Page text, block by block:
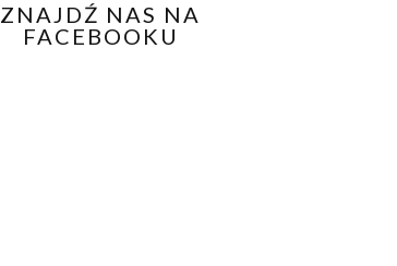
ZNAJDŹ NAS NA
FACEBOOKU